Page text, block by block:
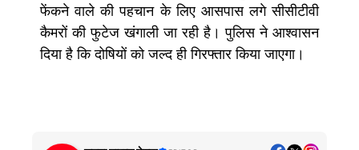
फेंकने वाले की पहचान के लिए आसपास लगे सीसीटीवी
कैमरों की फुटेज खंगाली जा रही है। पुलिस ने आश्वासन
दिया है कि दोषियों को जल्द ही गिरफ्तार किया जाएगा।